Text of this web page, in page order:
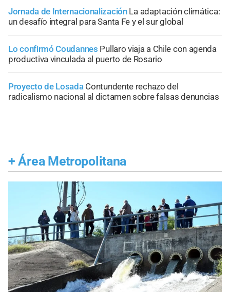
Jornada de Internacionalización La adaptación climática:
un desafío integral para Santa Fe y el sur global
Lo confirmó Coudannes Pullaro viaja a Chile con agenda
productiva vinculada al puerto de Rosario
Proyecto de Losada Contundente rechazo del
radicalismo nacional al dictamen sobre falsas denuncias
+ Área Metropolitana